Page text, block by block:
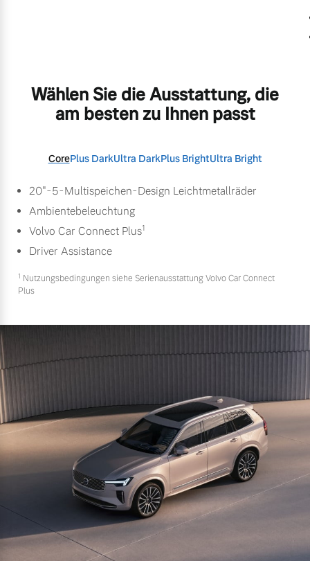
Wählen Sie die Ausstattung, die
am besten zu Ihnen passt
CorePlus DarkUltra DarkPlus BrightUltra Bright
20"-5-Multispeichen-Design Leichtmetallräder
Ambientebeleuchtung
Volvo Car Connect Plus1
Driver Assistance
1 Nutzungsbedingungen siehe Serienausstattung Volvo Car Connect
Plus